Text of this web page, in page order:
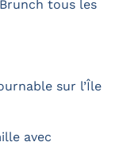
tous les
sur l’Île
avec